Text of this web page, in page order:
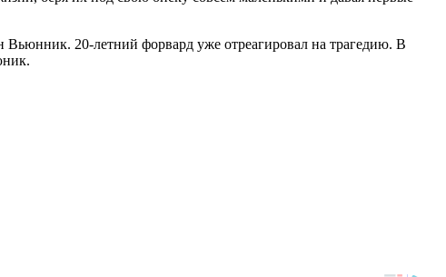
20-летний форвард уже отреагировал на трагедию. В